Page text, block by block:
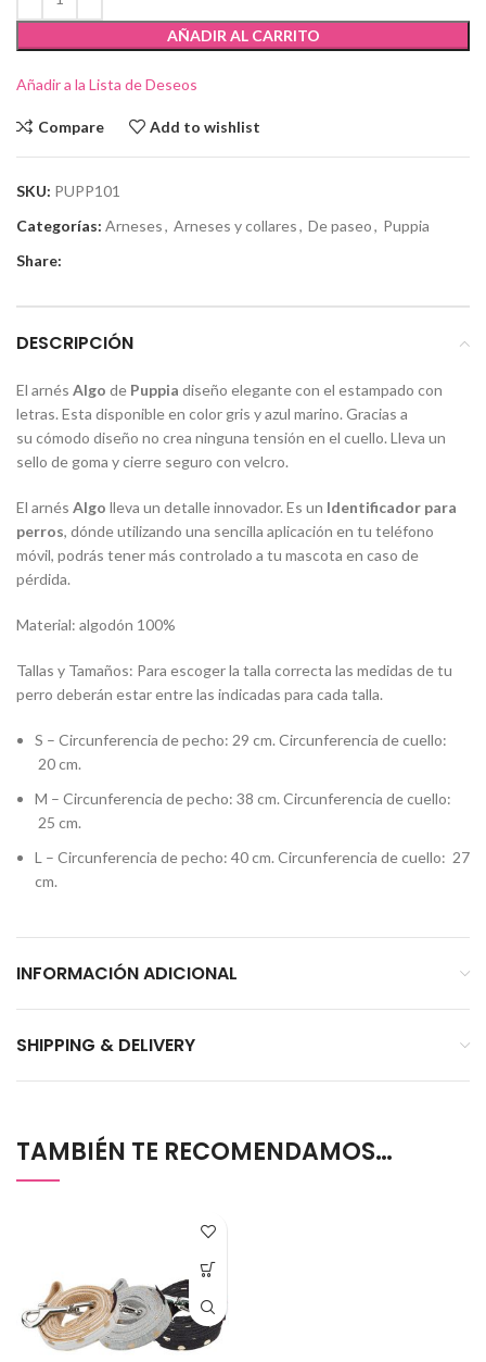
AÑADIR AL CARRITO
Añadir a la Lista de Deseos
Compare Add to wishlist
SKU: PUPP101
Categorías: Arneses, Arneses y collares, De paseo, Puppia
Share:
DESCRIPCIÓN
El arnés Algo de Puppia diseño elegante con el estampado con
letras. Esta disponible en color gris y azul marino. Gracias a
su cómodo diseño no crea ninguna tensión en el cuello. Lleva un
sello de goma y cierre seguro con velcro.
El arnés Algo lleva un detalle innovador. Es un Identificador para
perros, dónde utilizando una sencilla aplicación en tu teléfono
móvil, podrás tener más controlado a tu mascota en caso de
pérdida.
Material: algodón 100%
Tallas y Tamaños: Para escoger la talla correcta las medidas de tu
perro deberán estar entre las indicadas para cada talla.
S – Circunferencia de pecho: 29 cm. Circunferencia de cuello:
20 cm.
M – Circunferencia de pecho: 38 cm. Circunferencia de cuello:
25 cm.
L – Circunferencia de pecho: 40 cm. Circunferencia de cuello: 27
cm.
INFORMACIÓN ADICIONAL
SHIPPING & DELIVERY
TAMBIÉN TE RECOMENDAMOS…